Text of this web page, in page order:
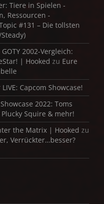
Tiere in Spielen -
Ressourcen -
#131 – Die tollsten
2002-Vergleich:
| Hooked zu Eure
Capcom Showcase!
2022: Toms
Squire & mehr!
the Matrix | Hooked zu
Verrückter…besser?